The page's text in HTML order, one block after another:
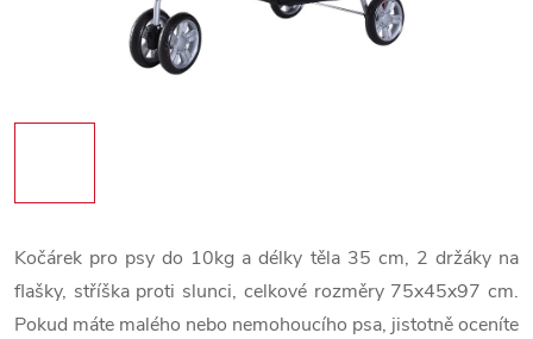
Kočárek pro psy do 10kg a délky těla 35 cm, 2 držáky na
flašky, stříška proti slunci, celkové rozměry 75x45x97 cm.
Pokud máte malého nebo nemohoucího psa, jistotně oceníte